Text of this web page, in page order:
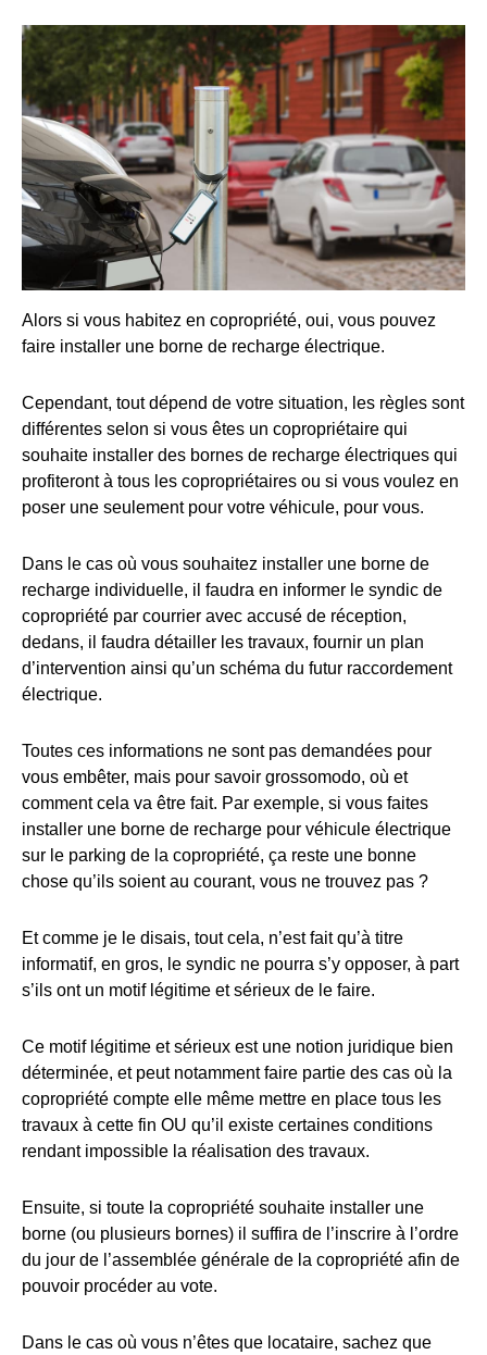
Alors si vous habitez en copropriété, oui, vous pouvez
faire installer une borne de recharge électrique.
Cependant, tout dépend de votre situation, les règles sont
différentes selon si vous êtes un copropriétaire qui
souhaite installer des bornes de recharge électriques qui
profiteront à tous les copropriétaires ou si vous voulez en
poser une seulement pour votre véhicule, pour vous.
Dans le cas où vous souhaitez installer une borne de
recharge individuelle, il faudra en informer le syndic de
copropriété par courrier avec accusé de réception,
dedans, il faudra détailler les travaux, fournir un plan
d’intervention ainsi qu’un schéma du futur raccordement
électrique.
Toutes ces informations ne sont pas demandées pour
vous embêter, mais pour savoir grossomodo, où et
comment cela va être fait. Par exemple, si vous faites
installer une borne de recharge pour véhicule électrique
sur le parking de la copropriété, ça reste une bonne
chose qu’ils soient au courant, vous ne trouvez pas ?
Et comme je le disais, tout cela, n’est fait qu’à titre
informatif, en gros, le syndic ne pourra s’y opposer, à part
s’ils ont un motif légitime et sérieux de le faire.
Ce motif légitime et sérieux est une notion juridique bien
déterminée, et peut notamment faire partie des cas où la
copropriété compte elle même mettre en place tous les
travaux à cette fin OU qu’il existe certaines conditions
rendant impossible la réalisation des travaux.
Ensuite, si toute la copropriété souhaite installer une
borne (ou plusieurs bornes) il suffira de l’inscrire à l’ordre
du jour de l’assemblée générale de la copropriété afin de
pouvoir procéder au vote.
Dans le cas où vous n’êtes que locataire, sachez que